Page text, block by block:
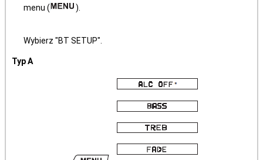
menu (
).
Wybierz "BT SETUP".
Typ A